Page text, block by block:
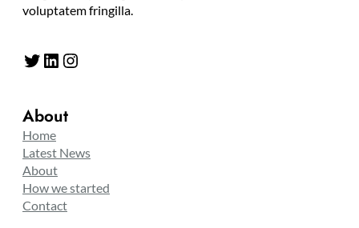
voluptatem fringilla.
Twitter LinkedIn Instagram
About
Home
Latest News
About
How we started
Contact